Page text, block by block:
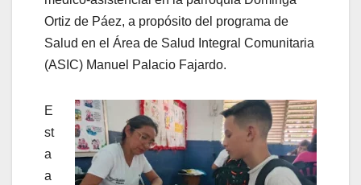
Ortiz de Páez, a propósito del programa de
Salud en el Área de Salud Integral Comunitaria
(ASIC) Manuel Palacio Fajardo.
E
st
a
a